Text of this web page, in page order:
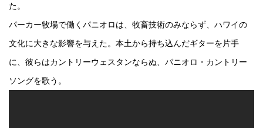
た。
パーカー牧場で働くパニオロは、牧畜技術のみならず、ハワイの
文化に大きな影響を与えた。本土から持ち込んだギターを片手
に、彼らはカントリーウェスタンならぬ、パニオロ・カントリー
ソングを歌う。